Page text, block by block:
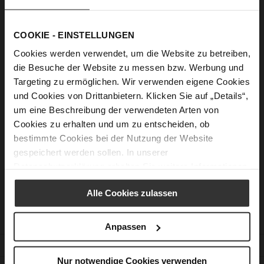
COOKIE - EINSTELLUNGEN
Cookies werden verwendet, um die Website zu betreiben,
die Besuche der Website zu messen bzw. Werbung und
Targeting zu ermöglichen. Wir verwenden eigene Cookies
und Cookies von Drittanbietern. Klicken Sie auf „Details“,
um eine Beschreibung der verwendeten Arten von
Cookies zu erhalten und um zu entscheiden, ob
bestimmte Cookies bei der Nutzung der Website
gespeichert werden sollen. In unserer
Alle Cookies zulassen
Anpassen
Nur notwendige Cookies verwenden
Show Password
Forgot Your Password?
New Customers
Creating an account has many benefits: check out faster, keep
more than one address, track orders and more.
CUSTOMER SERVICE